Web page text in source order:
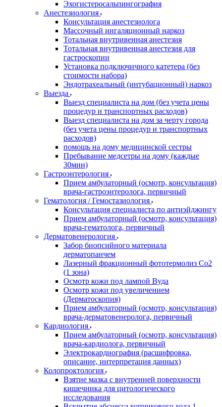
Эхогистеросальпингография
Анестезиология
Консультация анестезиолога
Массочный ингаляционный наркоз
Тотальная внутривенная анестезия
Тотальная внутривенная анестезия для
гастроскопии
Установка подключичного катетера (без
стоимости набора)
Эндотрахеальный (интубационный) наркоз
Выезда
Выезд специалиста на дом (без учета цены
процедур и транспортных расходов)
Выезд специалиста на дом за черту города
(без учета цены процедур и транспортных
расходов)
помощь на дому медицинской сестры
Пребывание медсетры на дому (каждые
30мин)
Гастроэнтерология
Прием амбулаторный (осмотр, консультация)
врача-гастроэнтеролога, первичный
Гематология / Гемостазиология
Консультация специалиста по антиэйджингу
Прием амбулаторный (осмотр, консультация)
врача-гематолога, первичный
Дерматовенерология
Забор биопсийного материала
дерматопанчем
Лазерный фракционный фототермолиз Со2
(1 зона)
Осмотр кожи под лампой Вуда
Осмотр кожи под увеличением
(Дерматоскопия)
Прием амбулаторный (осмотр, консультация)
врача-дерматовенеролога, первичный
Кардиология
Прием амбулаторный (осмотр, консультация)
врача-кардиолога, первичный
Электрокардиография (расшифровка,
описание, интерпретация данных)
Колопроктология
Взятие мазка с внутренней поверхности
кишечника для цитологического
исследования